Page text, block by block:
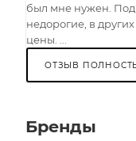
был мне нужен.
недорогие, в
цены. ...
ОТЗЫВ
Бренды